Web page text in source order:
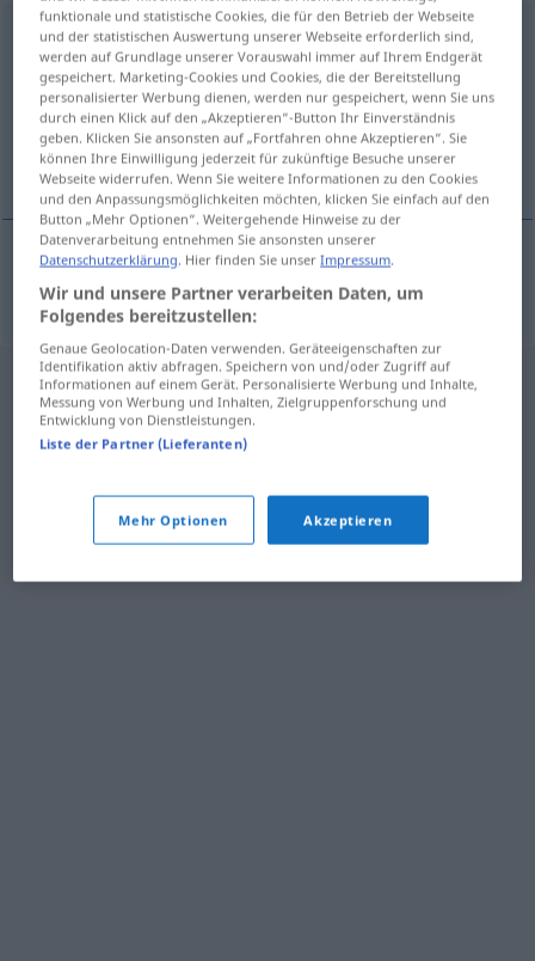
Textbuchn
Übersicht aller Übersetzungen
(Für mehr Details die Übersetzung anklicken/antippen)
livret
livretm Textbuch THEAT
funktionale und statistische Cookies, die für den Betrieb der Webseite
und der statistischen Auswertung unserer Webseite erforderlich sind,
werden auf Grundlage unserer Vorauswahl immer auf Ihrem Endgerät
gespeichert. Marketing-Cookies und Cookies, die der Bereitstellung
personalisierter Werbung dienen, werden nur gespeichert, wenn Sie uns
durch einen Klick auf den „Akzeptieren“-Button Ihr Einverständnis
geben. Klicken Sie ansonsten auf „Fortfahren ohne Akzeptieren“. Sie
können Ihre Einwilligung jederzeit für zukünftige Besuche unserer
Webseite widerrufen. Wenn Sie weitere Informationen zu den Cookies
und den Anpassungsmöglichkeiten möchten, klicken Sie einfach auf den
Button „Mehr Optionen“. Weitergehende Hinweise zu der
Datenverarbeitung entnehmen Sie ansonsten unserer
Datenschutzerklärung. Hier finden Sie unserImpressum.
Wir und unsere Partner verarbeiten Daten, um
Folgendes bereitzustellen:
Genaue Geolocation-Daten verwenden. Geräteeigenschaften zur
Identifikation aktiv abfragen. Speichern von und/oder Zugriff auf
Informationen auf einem Gerät. Personalisierte Werbung und Inhalte,
Messung von Werbung und Inhalten, Zielgruppenforschung und
Entwicklung von Dienstleistungen.
Liste der Partner (Lieferanten)
Mehr Optionen Akzeptieren